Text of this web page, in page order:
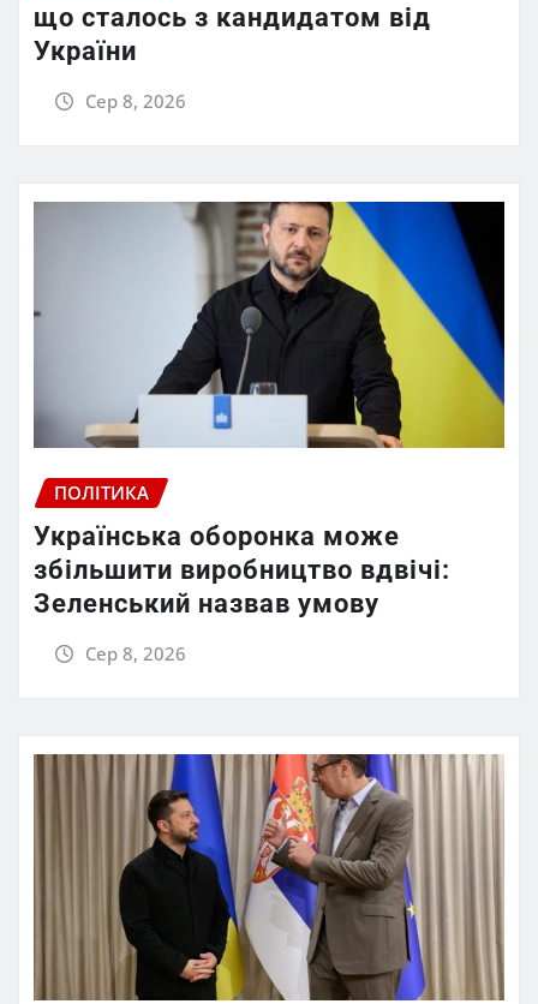
що сталось з кандидатом від
України
Сер 8, 2026
ПОЛІТИКА
Українська оборонка може
збільшити виробництво вдвічі:
Зеленський назвав умову
Сер 8, 2026